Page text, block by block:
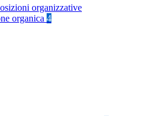
organizzative
organica 4